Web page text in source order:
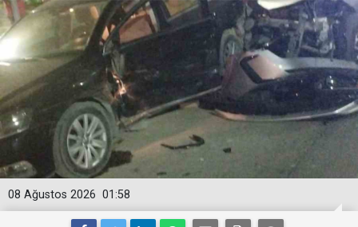
01:58
08 Ağustos 2026